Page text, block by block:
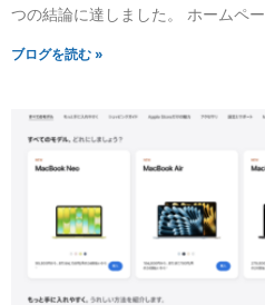
つの結論に達しました。 ホームペー
ブログを読む »